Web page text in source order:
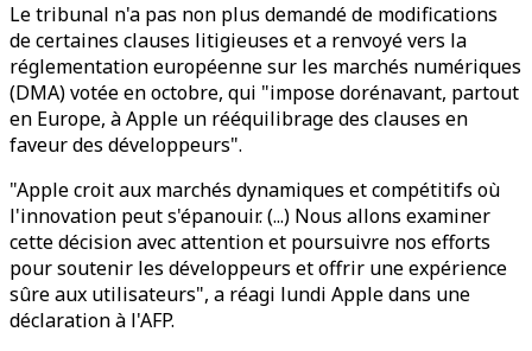
Le tribunal n'a pas non plus demandé de modifications
de certaines clauses litigieuses et a renvoyé vers la
réglementation européenne sur les marchés numériques
(DMA) votée en octobre, qui "impose dorénavant, partout
en Europe, à Apple un rééquilibrage des clauses en
faveur des développeurs".
"Apple croit aux marchés dynamiques et compétitifs où
l'innovation peut s'épanouir. (...) Nous allons examiner
cette décision avec attention et poursuivre nos efforts
pour soutenir les développeurs et offrir une expérience
sûre aux utilisateurs", a réagi lundi Apple dans une
déclaration à l'AFP.